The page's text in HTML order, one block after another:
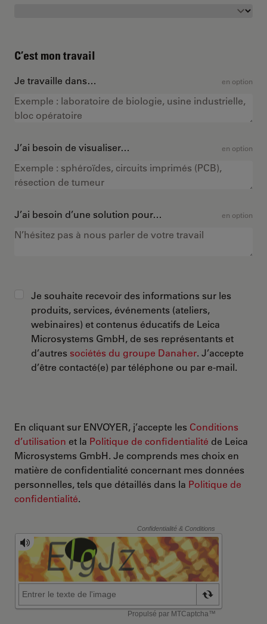
C’est mon travail
Je travaille dans… en option
J’ai besoin de visualiser… en option
J’ai besoin d’une solution pour… en option
Je souhaite recevoir des informations sur les
produits, services, événements (ateliers,
webinaires) et contenus éducatifs de Leica
Microsystems GmbH, de ses représentants et
d’autres sociétés du groupe Danaher. J’accepte
d’être contacté(e) par téléphone ou par e-mail.
En cliquant sur ENVOYER, j’accepte les Conditions
d’utilisation et la Politique de confidentialité de Leica
Microsystems GmbH. Je comprends mes choix en
matière de confidentialité concernant mes données
personnelles, tels que détaillés dans la Politique de
confidentialité.